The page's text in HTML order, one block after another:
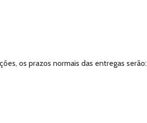
os prazos normais das entregas serão: